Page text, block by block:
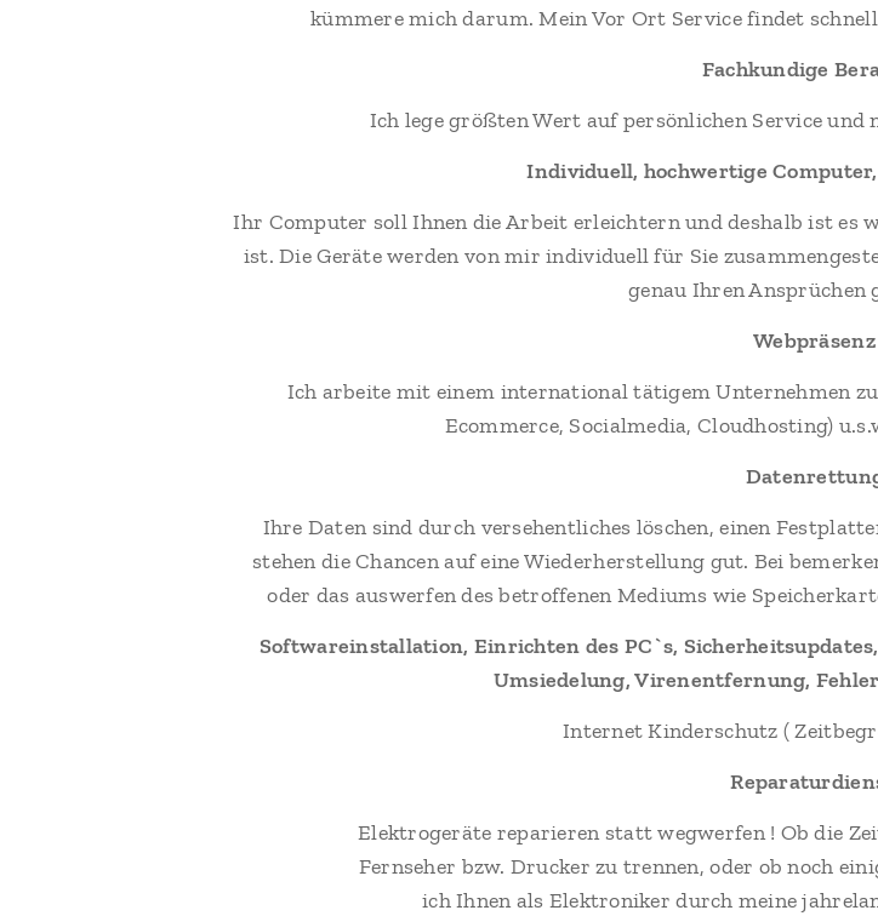
kümmere mich darum. Mein Vor Ort Service findet
Fachkundige
Ich lege größten Wert auf persönlichen Service
Individuell, hochwertige
Ihr Computer soll Ihnen die Arbeit erleichtern und deshalb ist es
ist. Die Geräte werden von mir individuell für Sie
genau Ihren Ansprüchen
Webpräsenz
Ich arbeite mit einem international tätigem Unternehmen
Ecommerce, Socialmedia, Cloudhosting)
Ihre Daten sind durch versehentliches löschen, einen
stehen die Chancen auf eine Wiederherstellung gut. Bei
oder das auswerfen des betroffenen Mediums wie
Softwareinstallation, Einrichten des PC`s,
Umsiedelung, Virenentfernung,
Internet Kinderschutz (
Elektrogeräte reparieren statt wegwerfen ! Ob die
Fernseher bzw. Drucker zu trennen, oder ob noch
ich Ihnen als Elektroniker durch meine